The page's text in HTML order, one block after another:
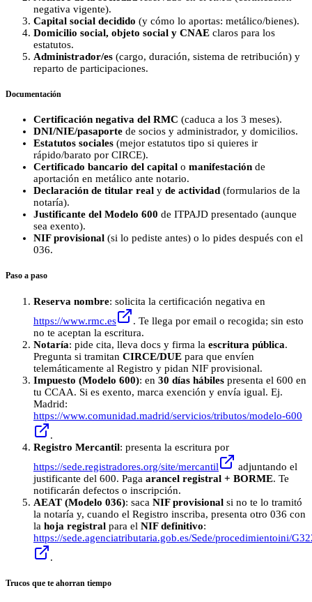
negativa vigente).
Capital social decidido (y cómo lo aportas: metálico/bienes).
Domicilio social, objeto social y CNAE claros para los
estatutos.
Administrador/es (cargo, duración, sistema de retribución) y
reparto de participaciones.
Documentación
Certificación negativa del RMC (caduca a los 3 meses).
DNI/NIE/pasaporte de socios y administrador, y domicilios.
Estatutos sociales (mejor estatutos tipo si quieres ir
rápido/barato por CIRCE).
Certificado bancario del capital o manifestación de
aportación en metálico ante notario.
Declaración de titular real y de actividad (formularios de la
notaría).
Justificante del Modelo 600 de ITPAJD presentado (aunque
sea exento).
NIF provisional (si lo pediste antes) o lo pides después con el
036.
Paso a paso
Reserva nombre: solicita la certificación negativa en
https://www.rmc.es
. Te llega por email o recogida; sin esto
no te aceptan la escritura.
Notaría: pide cita, lleva docs y firma la escritura pública.
Pregunta si tramitan CIRCE/DUE para que envíen
telemáticamente al Registro y pidan NIF provisional.
Impuesto (Modelo 600): en 30 días hábiles presenta el 600 en
tu CCAA. Si es exento, marca exención y envía igual. Ej.
Madrid:
https://www.comunidad.madrid/servicios/tributos/modelo-600
.
Registro Mercantil: presenta la escritura por
https://sede.registradores.org/site/mercantil
adjuntando el
justificante del 600. Paga arancel registral + BORME. Te
notificarán defectos o inscripción.
AEAT (Modelo 036): saca NIF provisional si no te lo tramitó
la notaría y, cuando el Registro inscriba, presenta otro 036 con
la hoja registral para el NIF definitivo:
https://sede.agenciatributaria.gob.es/Sede/procedimientoini/
.
Trucos que te ahorran tiempo